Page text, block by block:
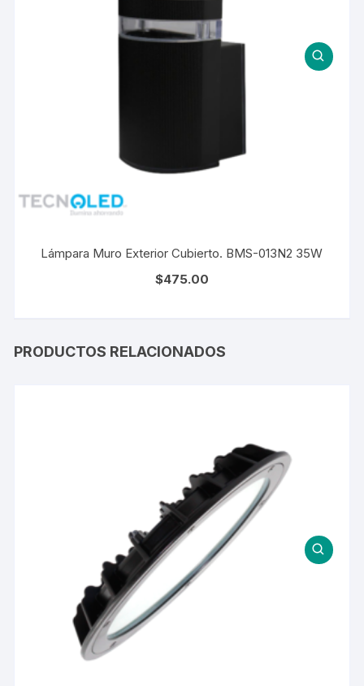
Lámpara Muro Exterior Cubierto. BMS-013N2 35W
$475.00
PRODUCTOS RELACIONADOS